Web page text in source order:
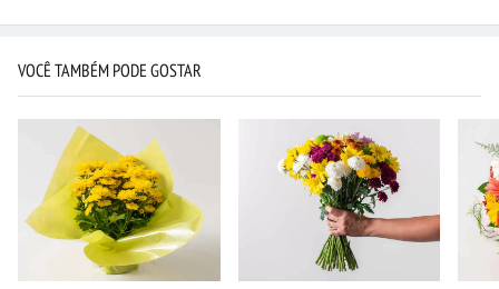
VOCÊ TAMBÉM PODE GOSTAR